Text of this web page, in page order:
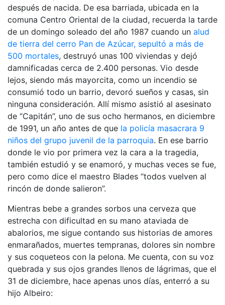
después de nacida. De esa barriada, ubicada en la
comuna Centro Oriental de la ciudad, recuerda la tarde
de un domingo soleado del año 1987 cuando un alud
de tierra del cerro Pan de Azúcar, sepultó a más de
500 mortales, destruyó unas 100 viviendas y dejó
damnificadas cerca de 2.400 personas. Vio desde
lejos, siendo más mayorcita, como un incendio se
consumió todo un barrio, devoró sueños y casas, sin
ninguna consideración. Allí mismo asistió al asesinato
de “Capitán”, uno de sus ocho hermanos, en diciembre
de 1991, un año antes de que la policía masacrara 9
niños del grupo juvenil de la parroquia. En ese barrio
donde le vio por primera vez la cara a la tragedia,
también estudió y se enamoró, y muchas veces se fue,
pero como dice el maestro Blades “todos vuelven al
rincón de donde salieron”.
Mientras bebe a grandes sorbos una cerveza que
estrecha con dificultad en su mano ataviada de
abalorios, me sigue contando sus historias de amores
enmarañados, muertes tempranas, dolores sin nombre
y sus coqueteos con la pelona. Me cuenta, con su voz
quebrada y sus ojos grandes llenos de lágrimas, que el
31 de diciembre, hace apenas unos días, enterró a su
hijo Albeiro: